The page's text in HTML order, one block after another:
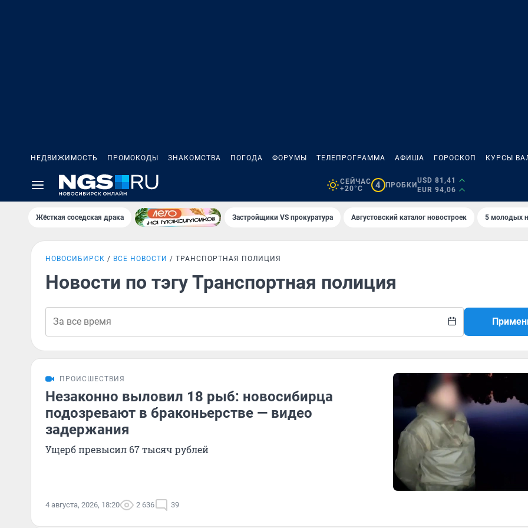
НЕДВИЖИМОСТЬ ПРОМОКОДЫ ЗНАКОМСТВА ПОГОДА ФОРУМЫ ТЕЛЕПРОГРАММА АФИША ГОРОСКОП КУРСЫ
СЕЙЧАС
+20°C
4 ПРОБКИ
USD 81,41
EUR 94,06
Жёсткая соседская драка Застройщики VS прокуратура Августовский каталог новостроек 5 молодых
НОВОСИБИРСК ВСЕ НОВОСТИ ТРАНСПОРТНАЯ ПОЛИЦИЯ
Новости по тэгу Транспортная полиция
ПРОИСШЕСТВИЯ
Незаконно выловил 18 рыб: новосибирца
подозревают в браконьерстве — видео
задержания
Ущерб превысил 67 тысяч рублей
4 августа, 2026, 18:20 2 636 39